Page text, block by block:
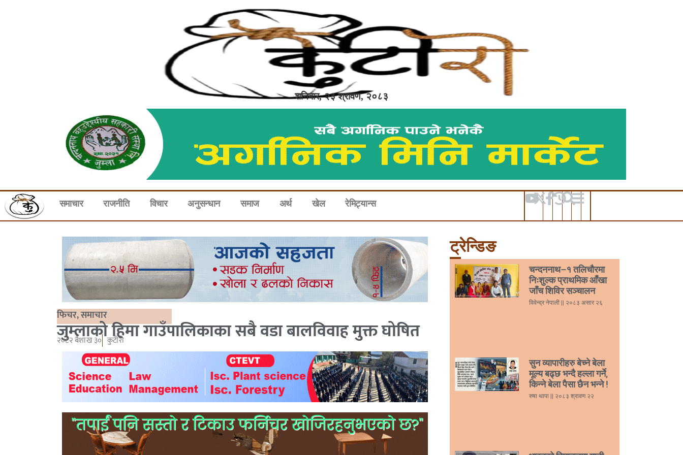
शनिबार, २३ श्रावण, २०८३
समाचार राजनीति विचार अनुसन्धान समाज अर्थ खेल रेमिट्यान्स
फिचर,समाचार
जुम्लाको हिमा गाउँपालिकाका सबै वडा बालविवाह मुक्त घोषित
२०८२ बैशाख ३० कुटीरो
ट्रेन्डिङ
चन्दननाथ–१ तलिचौरमा
निःशुल्क प्राथमिक आँखा
जाँच शिविर सञ्चालन
विवेन्द्र नेपाली २०८३ असार २६
सुन व्यापारीहरु बेच्ने बेला
मूल्य बढ्छ भन्दै हल्ला गर्ने,
किन्ने बेला पैसा छैन भन्ने !
रुषा थापा २०८३ श्रावण २२